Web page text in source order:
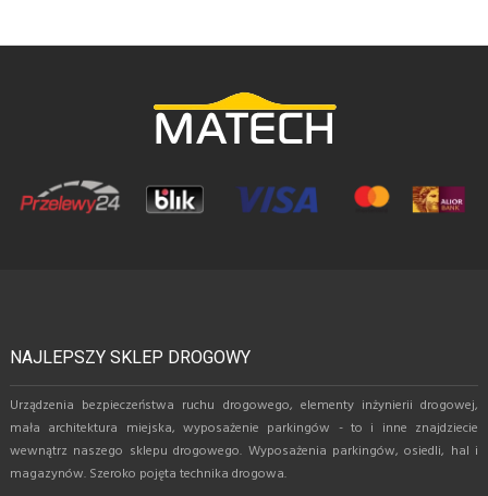
NAJLEPSZY SKLEP DROGOWY
Urządzenia bezpieczeństwa ruchu drogowego, elementy inżynierii drogowej,
mała architektura miejska, wyposażenie parkingów - to i inne znajdziecie
wewnątrz naszego sklepu drogowego. Wyposażenia parkingów, osiedli, hal i
magazynów. Szeroko pojęta technika drogowa.